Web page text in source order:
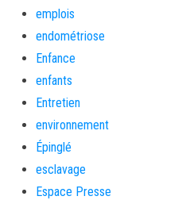
emplois
endométriose
Enfance
enfants
Entretien
environnement
Épinglé
esclavage
Espace Presse